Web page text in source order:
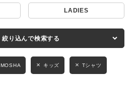
LADIES
絞り込んで検索する
MOSHA キッズ Tシャツ